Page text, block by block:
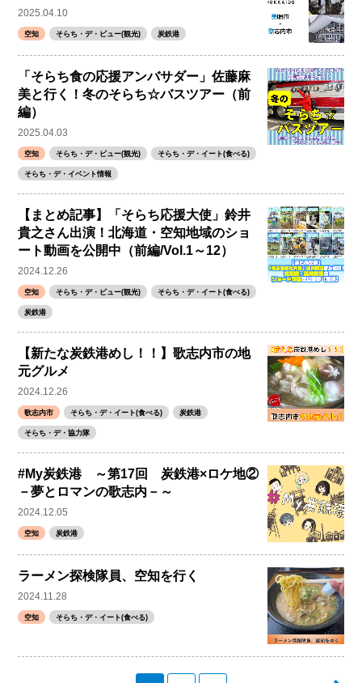
2025.04.10
空知 そらち・デ・ビュー(観光) 炭鉄港
「そらち食の応援アンバサダー」佐藤麻
美と行く！冬のそらち☆バスツアー（前
編）
2025.04.03
空知 そらち・デ・ビュー(観光) そらち・デ・イート(食べる)
そらち・デ・イベント情報
【まとめ記事】「そらち応援大使」鈴井
貴之さん出演！北海道・空知地域のショ
ート動画を公開中（前編/Vol.1～12）
2024.12.26
空知 そらち・デ・ビュー(観光) そらち・デ・イート(食べる)
炭鉄港
【新たな炭鉄港めし！！】歌志内市の地
元グルメ
2024.12.26
歌志内市 そらち・デ・イート(食べる) 炭鉄港
そらち・デ・協力隊
#My炭鉄港 ～第17回 炭鉄港×ロケ地②
－夢とロマンの歌志内－～
2024.12.05
空知 炭鉄港
ラーメン探検隊員、空知を行く
2024.11.28
空知 そらち・デ・イート(食べる)